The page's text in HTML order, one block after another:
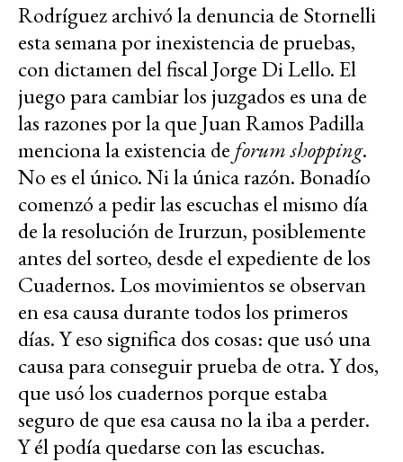
Rodríguez archivó la denuncia de Stornelli
esta semana por inexistencia de pruebas,
con dictamen del fiscal Jorge Di Lello. El
juego para cambiar los juzgados es una de
las razones por la que Juan Ramos Padilla
menciona la existencia de forum shopping.
No es el único. Ni la única razón. Bonadío
comenzó a pedir las escuchas el mismo día
de la resolución de Irurzun, posiblemente
antes del sorteo, desde el expediente de los
Cuadernos. Los movimientos se observan
en esa causa durante todos los primeros
días. Y eso significa dos cosas: que usó una
causa para conseguir prueba de otra. Y dos,
que usó los cuadernos porque estaba
seguro de que esa causa no la iba a perder.
Y él podía quedarse con las escuchas.